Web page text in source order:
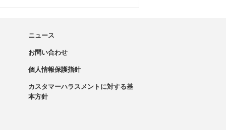
ニュース
お問い合わせ
個人情報保護指針
カスタマーハラスメントに対する基
本方針